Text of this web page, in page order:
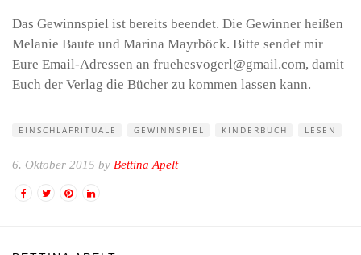
Das Gewinnspiel ist bereits beendet. Die Gewinner heißen
Melanie Baute und Marina Mayrböck. Bitte sendet mir
Eure Email-Adressen an fruehesvogerl@gmail.com, damit
Euch der Verlag die Bücher zu kommen lassen kann.
EINSCHLAFRITUALE GEWINNSPIEL KINDERBUCH LESEN
6. Oktober 2015 by Bettina Apelt